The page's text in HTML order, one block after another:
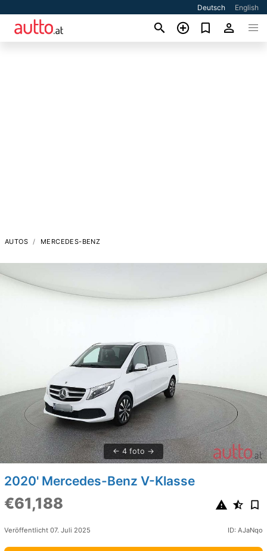
Deutsch English
AUTOS MERCEDES-BENZ
4 foto
2020' Mercedes-Benz V-Klasse
€61,188
Veröffentlicht 07. Juli 2025 ID: AJaNqo